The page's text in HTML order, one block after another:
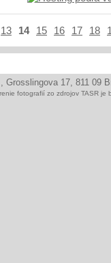
13 14 15 16 17 18
Grosslingova 17, 811 09
fotografií zo zdrojov TASR